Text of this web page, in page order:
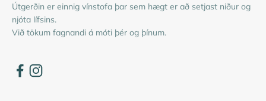
Útgerðin er einnig vínstofa þar sem hægt er að setjast niður og
njóta lífsins.
Við tökum fagnandi á móti þér og þínum.